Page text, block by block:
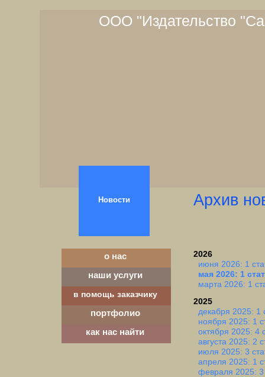
ООО "Издательство
о нас
наши услуги
в помощь заказчику
портфолио
как нас найти
Архив
2026
июня 2026: 1
мая 2026: 1
марта 2026: 1
2025
декабря 2025: 1
ноября 2025: 1
октября 2025: 4
августа 2025: 2
июля 2025: 3
апреля 2025: 1
февраля 2025: 3
Новости